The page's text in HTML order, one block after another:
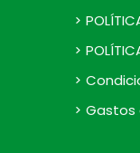
Gastos